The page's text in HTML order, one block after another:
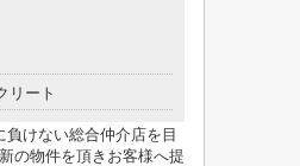
リート
けない総合仲介店を目
の物件を頂きお客様へ提